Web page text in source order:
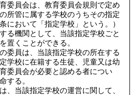
委員会は、教育委員会規則で定め
所管に属する学校のうちその指定
において「指定学校」という。）
る機関として、当該指定学校ごと
置くことができる。
委員は、当該指定学校の所在する
学校に在籍する生徒、児童又は幼
委員会が必要と認める者につい
する。
、当該指定学校の運営に関して、